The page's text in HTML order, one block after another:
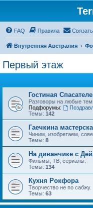
FAQ Правила Связать
Внутренняя Австралия
Первый этаж
Гостиная
Разговоры на любые
Подфорумы:
Темы: 142
Гаечкина
Чиним, изобретаем,
Темы: 8
На диванчике с
Фильмы, ТВ, сериалы.
Темы: 134
Кухня Рокфора
Творчество не по сабжу.
Темы: 63